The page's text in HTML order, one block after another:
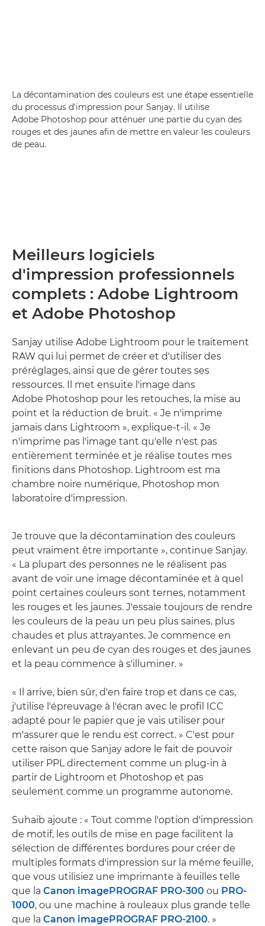
La décontamination des couleurs est une étape essentielle
du processus d'impression pour Sanjay. Il utilise
Adobe Photoshop pour atténuer une partie du cyan des
rouges et des jaunes afin de mettre en valeur les couleurs
de peau.
Meilleurs logiciels
d'impression professionnels
complets : Adobe Lightroom
et Adobe Photoshop
Sanjay utilise Adobe Lightroom pour le traitement
RAW qui lui permet de créer et d'utiliser des
préréglages, ainsi que de gérer toutes ses
ressources. Il met ensuite l'image dans
Adobe Photoshop pour les retouches, la mise au
point et la réduction de bruit. « Je n'imprime
jamais dans Lightroom », explique-t-il. « Je
n'imprime pas l'image tant qu'elle n'est pas
entièrement terminée et je réalise toutes mes
finitions dans Photoshop. Lightroom est ma
chambre noire numérique, Photoshop mon
laboratoire d'impression.
Je trouve que la décontamination des couleurs
peut vraiment être importante », continue Sanjay.
« La plupart des personnes ne le réalisent pas
avant de voir une image décontaminée et à quel
point certaines couleurs sont ternes, notamment
les rouges et les jaunes. J'essaie toujours de rendre
les couleurs de la peau un peu plus saines, plus
chaudes et plus attrayantes. Je commence en
enlevant un peu de cyan des rouges et des jaunes
et la peau commence à s'illuminer. »
« Il arrive, bien sûr, d'en faire trop et dans ce cas,
j'utilise l'épreuvage à l'écran avec le profil ICC
adapté pour le papier que je vais utiliser pour
m'assurer que le rendu est correct. » C'est pour
cette raison que Sanjay adore le fait de pouvoir
utiliser PPL directement comme un plug-in à
partir de Lightroom et Photoshop et pas
seulement comme un programme autonome.
Suhaib ajoute : « Tout comme l'option d'impression
de motif, les outils de mise en page facilitent la
sélection de différentes bordures pour créer de
multiples formats d'impression sur la même feuille,
que vous utilisiez une imprimante à feuilles telle
que la Canon imagePROGRAF PRO-300 ou PRO-
1000, ou une machine à rouleaux plus grande telle
que la Canon imagePROGRAF PRO-2100. »